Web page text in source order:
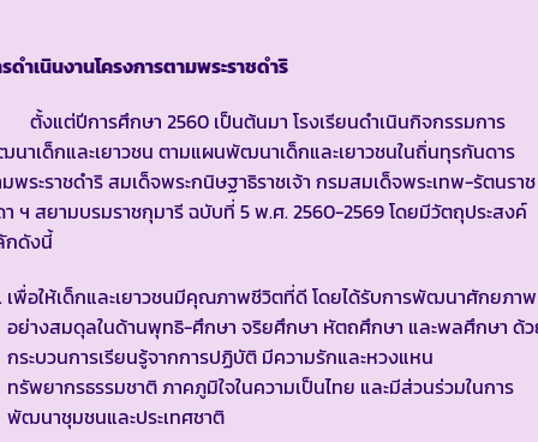
ดำเนินงานโครงการตามพระราชดำริ
ต่ปีการศึกษา 2560 เป็นต้นมา โรงเรียนดำเนินกิจกรรมการ
าเด็กและเยาวชน ตามแผนพัฒนาเด็กและเยาวชนในถิ่นทุรกันดาร
พระราชดำริ สมเด็จพระกนิษฐาธิราชเจ้า กรมสมเด็จพระเทพ-รัตนราช
ฯ สยามบรมราชกุมารี ฉบับที่ 5 พ.ศ. 2560-2569 โดยมีวัตถุประสงค์
กดังนี้
เพื่อให้เด็กและเยาวชนมีคุณภาพชีวิตที่ดี โดยได้รับการพัฒนาศักยภาพ
อย่างสมดุลในด้านพุทธิ-ศึกษา จริยศึกษา หัตถศึกษา และพลศึกษา ด้
กระบวนการเรียนรู้จากการปฏิบัติ มีความรักและหวงแหน
ทรัพยากรธรรมชาติ ภาคภูมิใจในความเป็นไทย และมีส่วนร่วมในการ
พัฒนาชุมชนและประเทศชาติ